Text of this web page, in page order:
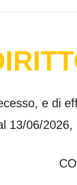
e di
13/06/2026,